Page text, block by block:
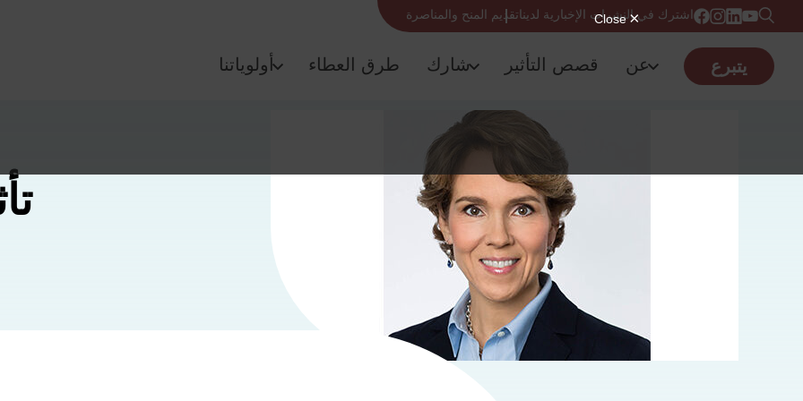
تقديم المنح والمناصرةاشترك في النشرات الإخبارية لدينا
أولوياتنا طرق العطاء شارك قصص التأثير عن يتبرع